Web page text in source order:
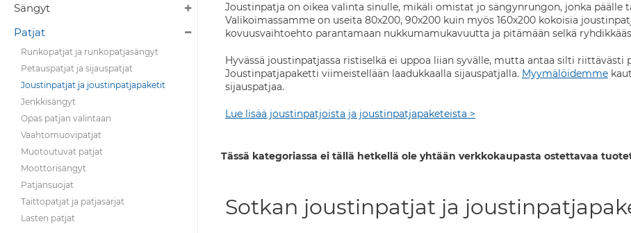
Sängyt
Patjat
Runkopatjat ja runkopatjasängyt
Petauspatjat ja sijauspatjat
Joustinpatjat ja joustinpatjapaketit
Jenkkisängyt
Opas patjan valintaan
Vaahtomuovipatjat
Muotoutuvat patjat
Moottorisängyt
Patjansuojat
Taittopatjat ja patjasarjat
Lasten patjat
Joustinpatja on oikea valinta sinulle, mikäli omistat jo sängynrungon, jonka
Valikoimassamme on useita 80x200, 90x200 kuin myös 160x200 kokoisia
kovuusvaihtoehto parantamaan nukkumamukavuutta ja pitämään selkä
Hyvässä joustinpatjassa ristiselkä ei uppoa liian syvälle, mutta antaa silti
Joustinpatjapaketti viimeistellään laadukkaalla sijauspatjalla. Myymälöidemme
sijauspatjaa.
Lue lisää joustinpatjoista ja joustinpatjapaketeista >
Tässä kategoriassa ei tällä hetkellä ole yhtään verkkokaupasta ostettavaa
Sotkan joustinpatjat ja